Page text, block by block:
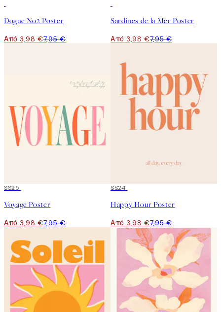
Dogue No2 Poster
Από 3,98 €7,95 €
Sardines de la Mer Poster
Από 3,98 €7,95 €
50%*
SS25
Voyage Poster
Από 3,98 €7,95 €
50%*
SS24
Happy Hour Poster
Από 3,98 €7,95 €